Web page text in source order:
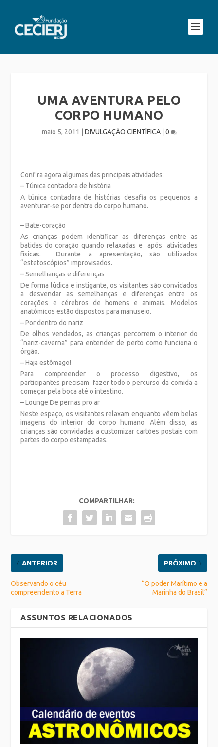
UMA AVENTURA PELO
CORPO HUMANO
maio 5, 2011 DIVULGAÇÃO CIENTÍFICA| 0
Confira agora algumas das principais atividades:
– Túnica contadora de história
A túnica contadora de histórias desafia os pequenos a
aventurar-se por dentro do corpo humano.
– Bate-coração
As crianças podem identificar as diferenças entre as
batidas do coração quando relaxadas e após atividades
físicas. Durante a apresentação, são utilizados
“estetoscópios” improvisados.
– Semelhanças e diferenças
De forma lúdica e instigante, os visitantes são convidados
a desvendar as semelhanças e diferenças entre os
corações e cérebros de homens e animais. Modelos
anatômicos estão dispostos para manuseio.
– Por dentro do nariz
De olhos vendados, as crianças percorrem o interior do
“nariz-caverna” para entender de perto como funciona o
órgão.
– Haja estômago!
Para compreender o processo digestivo, os
participantes precisam fazer todo o percurso da comida a
começar pela boca até o intestino.
– Lounge De pernas pro ar
Neste espaço, os visitantes relaxam enquanto vêem belas
imagens do interior do corpo humano. Além disso, as
crianças são convidadas a customizar cartões postais com
partes do corpo estampadas.
COMPARTILHAR:
ANTERIOR
Observando o céu
compreendento a Terra
PRÓXIMO
“O poder Marítimo e a
Marinha do Brasil”
ASSUNTOS RELACIONADOS